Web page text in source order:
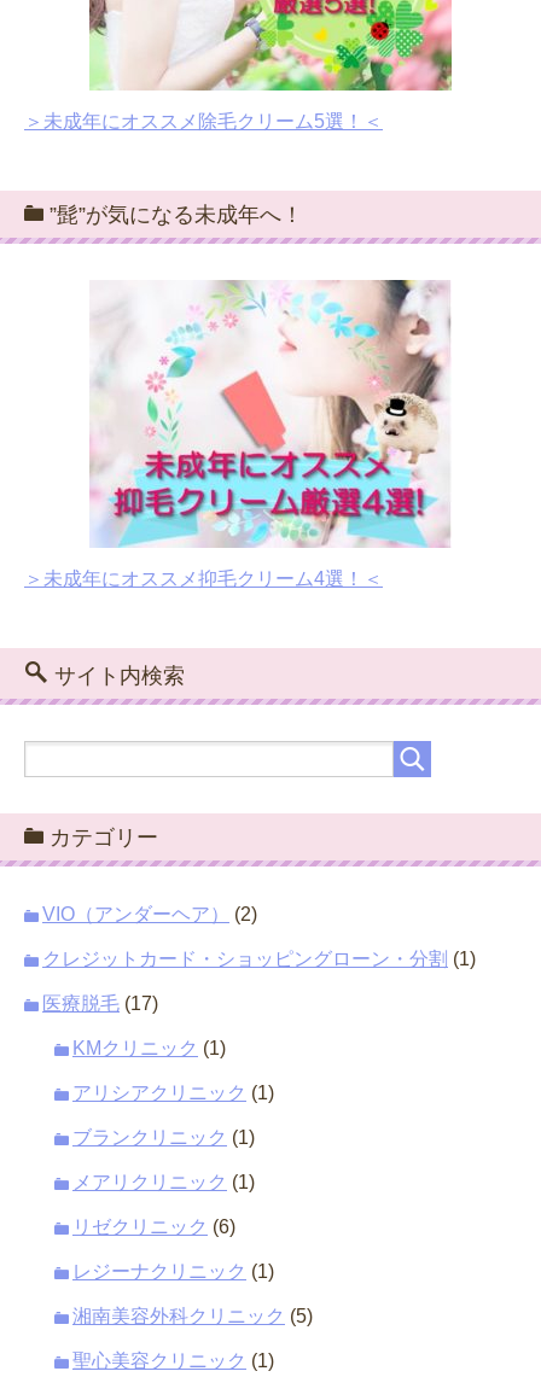
＞未成年にオススメ除毛クリーム5選！＜
”髭”が気になる未成年へ！
＞未成年にオススメ抑毛クリーム4選！＜
サイト内検索
カテゴリー
VIO（アンダーヘア） (2)
クレジットカード・ショッピングローン・分割 (1)
医療脱毛 (17)
KMクリニック (1)
アリシアクリニック (1)
ブランクリニック (1)
メアリクリニック (1)
リゼクリニック (6)
レジーナクリニック (1)
湘南美容外科クリニック (5)
聖心美容クリニック (1)